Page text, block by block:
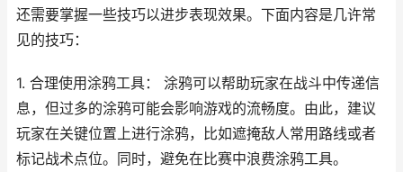
还需要掌握一些技巧以进步表现效果。下面内容是几许常
见的技巧：
1. 合理使用涂鸦工具： 涂鸦可以帮助玩家在战斗中传递信
息，但过多的涂鸦可能会影响游戏的流畅度。由此，建议
玩家在关键位置上进行涂鸦，比如遮掩敌人常用路线或者
标记战术点位。同时，避免在比赛中浪费涂鸦工具。